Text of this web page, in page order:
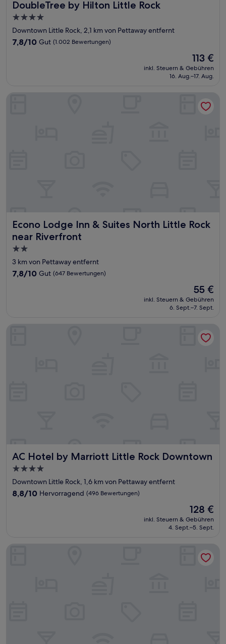
DoubleTree by Hilton Little Rock
DoubleTree by Hilton Little Rock
4.0-
Sterne-
Unterkunft
Downtown Little Rock, 2,1 km von Pettaway entfernt
7.8
7,8/10 Gut (1.002 Bewertungen)
Der
Preis
beträgt
113 €
inkl. Steuern & Gebühren
16. Aug.–17. Aug.
Econo Lodge Inn & Suites North Little Rock
near Riverfront
Econo Lodge Inn & Suites North Little Rock near Riverfront
2.0-
Sterne-
Unterkunft
3 km von Pettaway entfernt
7.8
7,8/10 Gut (647 Bewertungen)
Der
Preis
beträgt
55 €
inkl. Steuern & Gebühren
6. Sept.–7. Sept.
Econo Lodge Inn & Suites North Little Rock near Riverfront
AC Hotel by Marriott Little Rock Downtown
AC Hotel by Marriott Little Rock Downtown
4.0-
Sterne-
Unterkunft
Downtown Little Rock, 1,6 km von Pettaway entfernt
8.8
8,8/10 Hervorragend (496 Bewertungen)
Der
Preis
beträgt
128 €
inkl. Steuern & Gebühren
4. Sept.–5. Sept.
Hampton Inn & Suites Little Rock Airport